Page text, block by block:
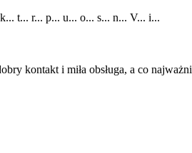
t... r... p... u... o... s... n... V... i...
kontakt i miła obsługa, a co